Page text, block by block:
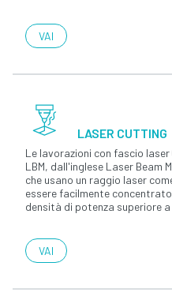
VAI
LASER CUTTING
Le lavorazioni con fascio
LBM, dall'inglese Laser Beam
che usano un raggio laser
essere facilmente
densità di potenza superiore a
VAI